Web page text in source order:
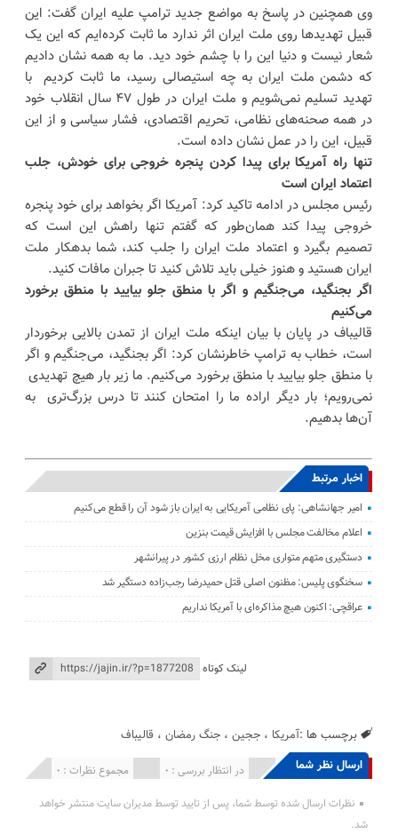
وی همچنین در پاسخ به مواضع جدید ترامپ علیه ایران گفت: این
قبیل تهدیدها روی ملت ایران اثر ندارد ما ثابت کرده‌ایم که این یک
شعار نیست و دنیا این را با چشم خود دید. ما به همه نشان دادیم
که دشمن ملت ایران به چه استیصالی رسید، ما ثابت کردیم با
تهدید تسلیم نمی‌شویم و ملت ایران در طول ۴٧ سال انقلاب خود
در همه صحنه‌های نظامی، تحریم اقتصادی، فشار سیاسی و از این
قبیل، این را در عمل نشان داده است.
تنها راه آمریکا برای پیدا کردن پنجره خروجی برای خودش، جلب
اعتماد ایران است
رئیس مجلس در ادامه تاکید کرد: آمریکا اگر بخواهد برای خود پنجره
خروجی پیدا کند همان‌طور که گفتم تنها راهش این است که
تصمیم بگیرد و اعتماد ملت ایران را جلب کند، شما بدهکار ملت
ایران هستید و هنوز خیلی باید تلاش کنید تا جبران مافات کنید.
اگر بجنگید، می‌جنگیم و اگر با منطق جلو بیایید با منطق برخورد
می‌کنیم
قالیباف در پایان با بیان اینکه ملت ایران از تمدن بالایی برخوردار
است، خطاب به ترامپ خاطرنشان کرد: اگر بجنگید، می‌جنگیم و اگر
با منطق جلو بیایید با منطق برخورد می‌کنیم. ما زیر بار هیچ تهدیدی
نمی‌رویم؛ بار دیگر اراده ما را امتحان کنند تا درس بزرگ‌تری به
آن‌ها بدهیم.
اخبار مرتبط
امیر جهانشاهی: پای نظامی آمریکایی به ایران باز شود آن را قطع می‌کنیم
اعلام مخالفت مجلس با افزایش قیمت بنزین
دستگیری متهم متواری مخل نظام ارزی کشور در پیرانشهر
سخنگوی پلیس: مظنون اصلی قتل حمیدرضا رجب‌زاده دستگیر شد
عراقچی: اکنون هیچ مذاکره‌ای با آمریکا نداریم
لینک کوتاه
برچسب ها :آمریکا ،ججین ،جنگ رمضان ، قالیباف
ارسال نظر شما مجموع نظرات : 0 در انتظار بررسی : 0 انتشار یافته : 0
نظرات ارسال شده توسط شما، پس از تایید توسط مدیران سایت منتشر خواهد
شد.